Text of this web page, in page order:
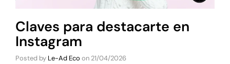
Claves para destacarte en
Instagram
Posted by Le-Ad Eco on 21/04/2026